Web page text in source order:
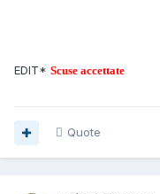
EDIT* Scuse accettate
Quote